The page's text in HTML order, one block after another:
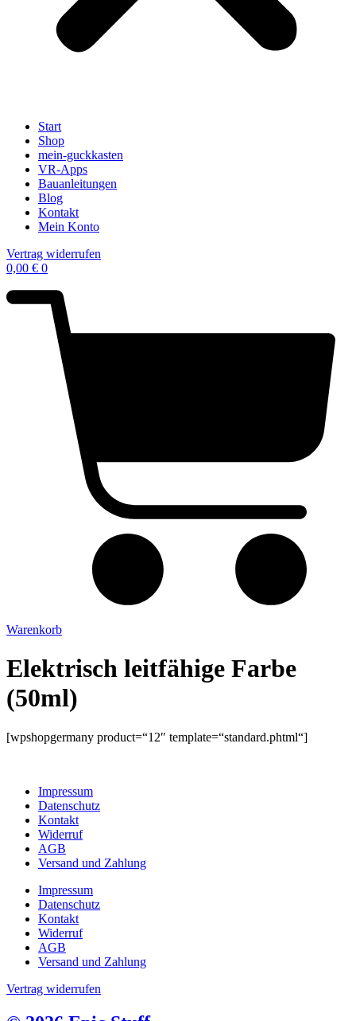
Start
Shop
mein-guckkasten
VR-Apps
Bauanleitungen
Blog
Kontakt
Mein Konto
Vertrag widerrufen
0,00 € 0
Warenkorb
Elektrisch leitfähige Farbe
(50ml)
[wpshopgermany product=“12″ template=“standard.phtml“]
Impressum
Datenschutz
Kontakt
Widerruf
AGB
Versand und Zahlung
Impressum
Datenschutz
Kontakt
Widerruf
AGB
Versand und Zahlung
Vertrag widerrufen